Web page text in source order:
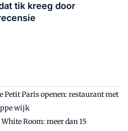
tik kreeg door
Petit Paris openen: restaurant met
wijk
Room: meer dan 15